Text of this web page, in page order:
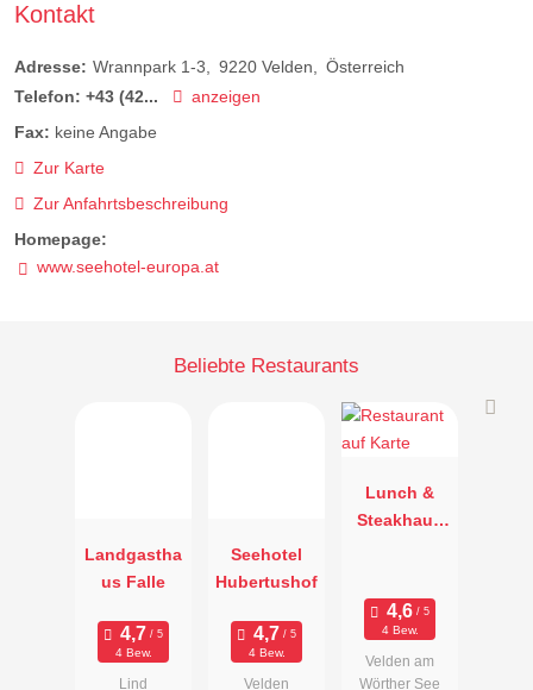
Kontakt
Adresse: Wrannpark 1-3 9220 Velden
Österreich
Telefon: +43 (42...
anzeigen
Fax: keine Angabe
Zur Karte
Zur Anfahrtsbeschreibung
Homepage:
www.seehotel-europa.at
Beliebte Restaurants
Landgastha
us Falle
4 Bew.
Lind
Seehotel
Hubertushof
4 Bew.
Velden
Lunch &
Steakhaus
4 Bew.
Velden am
Wörther See